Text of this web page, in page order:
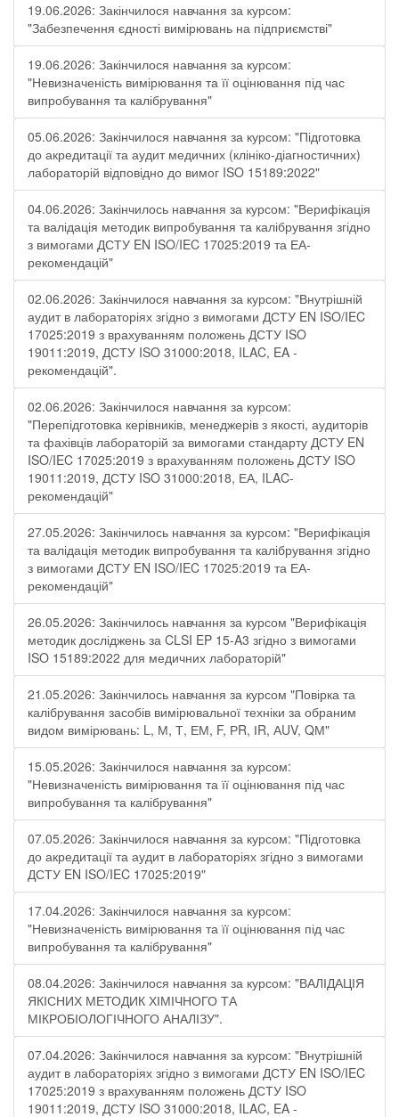
19.06.2026: Закінчилося навчання за курсом:
"Забезпечення єдності вимірювань на підприємстві"
19.06.2026: Закінчилося навчання за курсом:
"Невизначеність вимірювання та її оцінювання під час
випробування та калібрування"
05.06.2026: Закінчилося навчання за курсом: "Підготовка
до акредитації та аудит медичних (клініко-діагностичних)
лабораторій відповідно до вимог ISO 15189:2022"
04.06.2026: Закінчилось навчання за курсом: "Верифікація
та валідація методик випробування та калібрування згідно
з вимогами ДСТУ EN ISO/IEC 17025:2019 та ЕА-
рекомендацій"
02.06.2026: Закінчилося навчання за курсом: "Внутрішній
аудит в лабораторіях згідно з вимогами ДСТУ EN ISO/IEC
17025:2019 з врахуванням положень ДСТУ ISO
19011:2019, ДСТУ ISO 31000:2018, ILAC, EA -
рекомендацій".
02.06.2026: Закінчилося навчання за курсом:
"Перепідготовка керівників, менеджерів з якості, аудиторів
та фахівців лабораторій за вимогами стандарту ДСТУ EN
ISO/IEC 17025:2019 з врахуванням положень ДСТУ ISO
19011:2019, ДСТУ ISO 31000:2018, ЕА, ILAC-
рекомендацій"
27.05.2026: Закінчилось навчання за курсом: "Верифікація
та валідація методик випробування та калібрування згідно
з вимогами ДСТУ EN ISO/IEC 17025:2019 та ЕА-
рекомендацій"
26.05.2026: Закінчилось навчання за курсом "Верифікація
методик досліджень за CLSI EP 15-A3 згідно з вимогами
ISO 15189:2022 для медичних лабораторій"
21.05.2026: Закінчилось навчання за курсом "Повірка та
калібрування засобів вимірювальної техніки за обраним
видом вимірювань: L, М, Т, ЕМ, F, РR, ІR, АUV, QМ"
15.05.2026: Закінчилося навчання за курсом:
"Невизначеність вимірювання та її оцінювання під час
випробування та калібрування"
07.05.2026: Закінчилося навчання за курсом: "Підготовка
до акредитації та аудит в лабораторіях згідно з вимогами
ДСТУ EN ISO/IEC 17025:2019"
17.04.2026: Закінчилося навчання за курсом:
"Невизначеність вимірювання та її оцінювання під час
випробування та калібрування"
08.04.2026: Закінчилося навчання за курсом: "ВАЛІДАЦІЯ
ЯКІСНИХ МЕТОДИК ХІМІЧНОГО ТА
МІКРОБІОЛОГІЧНОГО АНАЛІЗУ".
07.04.2026: Закінчилося навчання за курсом: "Внутрішній
аудит в лабораторіях згідно з вимогами ДСТУ EN ISO/IEC
17025:2019 з врахуванням положень ДСТУ ISO
19011:2019, ДСТУ ISO 31000:2018, ILAC, EA -